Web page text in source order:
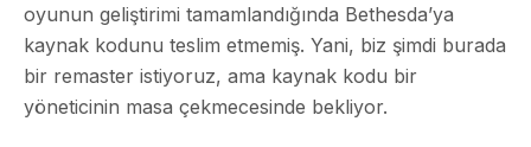
oyunun geliştirimi tamamlandığında Bethesda’ya
kaynak kodunu teslim etmemiş. Yani, biz şimdi burada
bir remaster istiyoruz, ama kaynak kodu bir
yöneticinin masa çekmecesinde bekliyor.